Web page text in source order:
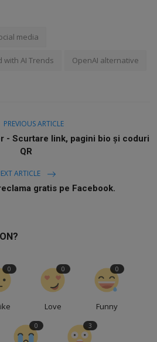
media
with AI Trends OpenAI alternative
PREVIOUS ARTICLE
- Scurtare link, pagini bio și coduri
QR
ARTICLE
gratis pe Facebook.
0
Love
0
Funny
0
0 3